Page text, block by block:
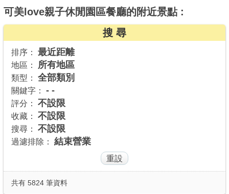
最新留言
商家合作
推薦景點
討論區
APP下載
可美love親子休閒園區餐廳的附近景點 :
搜 尋
排序： 最近距離
地區： 所有地區
類型： 全部類別
關鍵字： - -
評分： 不設限
收藏： 不設限
搜尋： 不設限
過濾排除： 結束營業
共有 5824 筆資料